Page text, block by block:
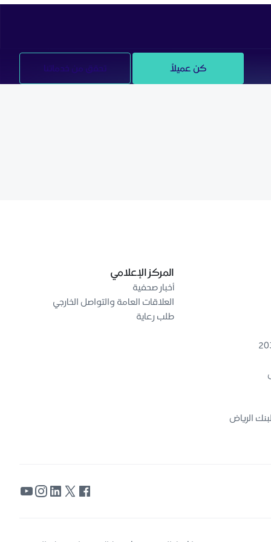
كن عميلاً تحقق من خدماتنا
الرياض
المركز الإعلامي
أخبار صحفية
العلاقات العامة والتواصل الخارجي
طلب رعاية